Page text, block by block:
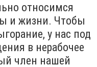
относимся
и жизни. Чтобы
у нас под
в нерабочее
член нашей